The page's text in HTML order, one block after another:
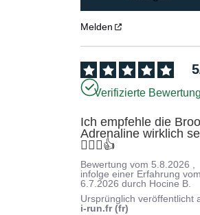
Melden
5
Verifizierte
Ich empfehle die
Adrenaline wirklich
🏃🏻‍♂️👍
Bewertung vom 5.8.2026 ,
infolge einer Erfahrung
6.7.2026 durch Hocine B.
Ursprünglich veröffentlicht
i-run.fr (fr)